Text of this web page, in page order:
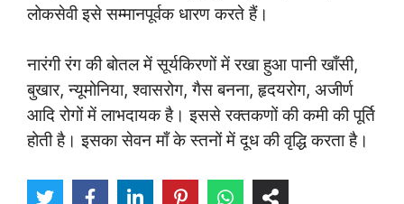
लोकसेवी इसे सम्मानपूर्वक धारण करते हैं।
नारंगी रंग की बोतल में सूर्यकिरणों में रखा हुआ पानी खाँसी,
बुखार, न्यूमोनिया, श्वासरोग, गैस बनना, हृदयरोग, अजीर्ण
आदि रोगों में लाभदायक है। इससे रक्तकणों की कमी की पूर्ति
होती है। इसका सेवन माँ के स्तनों में दूध की वृद्धि करता है।